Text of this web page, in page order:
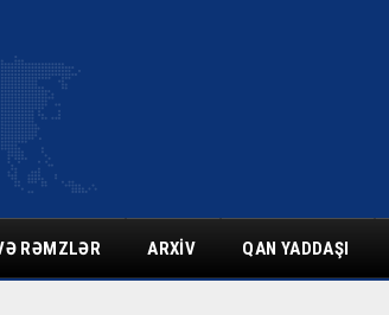
RƏMZLƏR ARXIV QAN YADDAŞI